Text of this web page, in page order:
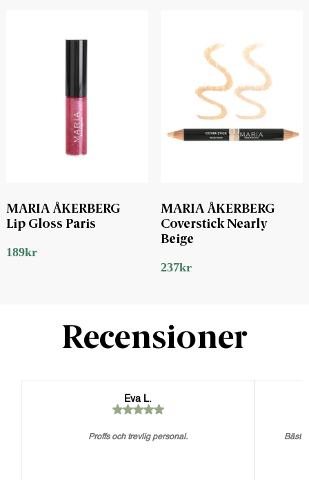
MARIA ÅKERBERG
Lip Gloss Paris
189kr
MARIA ÅKERBERG
Coverstick Nearly
Beige
237kr
Recensioner
Eva L.
Proffs och trevlig personal. Bästa